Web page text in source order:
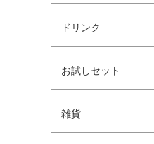
ドリンク
お試しセット
雑貨